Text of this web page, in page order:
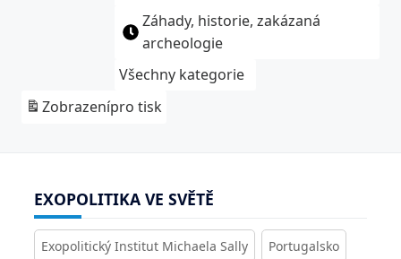
Záhady, historie, zakázaná
archeologie
Všechny kategorie
Zobrazenípro tisk
EXOPOLITIKA VE SVĚTĚ
Exopolitický Institut Michaela Sally Portugalsko